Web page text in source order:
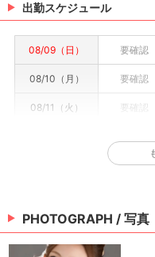
出勤スケジュール
08/09（日） 要確認
08/10（月） 要確認
08/11（火） 要確認
要確認
08/15（土） 要確認
※情報はあくまで予定でキャストまた
PHOTOGRAPH / 写真